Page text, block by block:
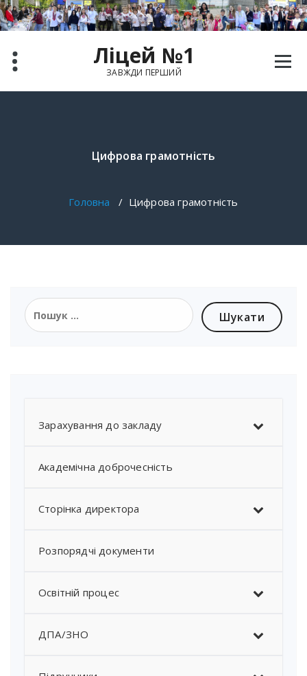
Перейти
до
вмісту
Ліцей №1
ЗАВЖДИ ПЕРШИЙ
Цифрова грамотність
Головна / Цифрова грамотність
Пошук:
Зарахування до закладу
Академічна доброчесність
Сторінка директора
Розпорядчі документи
Освітній процес
ДПА/ЗНО